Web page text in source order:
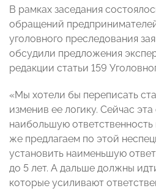
В рамках заседания
обращений
уголовного преследования
обсудили предложения
редакции статьи 159
«Мы хотели бы переписать
изменив ее логику. Сейчас эта
наибольшую
же предлагаем по этой
установить наименьшую
до 5 лет. А дальше должны
которые усиливают